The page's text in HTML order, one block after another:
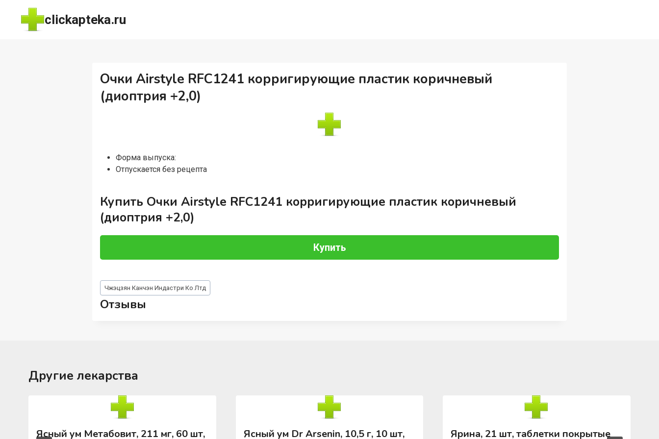
Перейти
содержимому
clickapteka.ru
Очки Airstyle RFC1241 корригирующие пластик коричневый
(диоптрия +2,0)
Форма выпуска:
Отпускается без рецепта
Купить Очки Airstyle RFC1241 корригирующие пластик коричневый
(диоптрия +2,0)
Купить
Метки
записи:
Чжэцзян Канчэн Индастри Ко Лтд
Отзывы
Другие лекарства
Ясный ум Метабовит, 211 мг, 60 шт, Ясный ум Dr Arsenin, 10,5 г, 10 шт, Ярина, 21 шт, таблетки покрытые